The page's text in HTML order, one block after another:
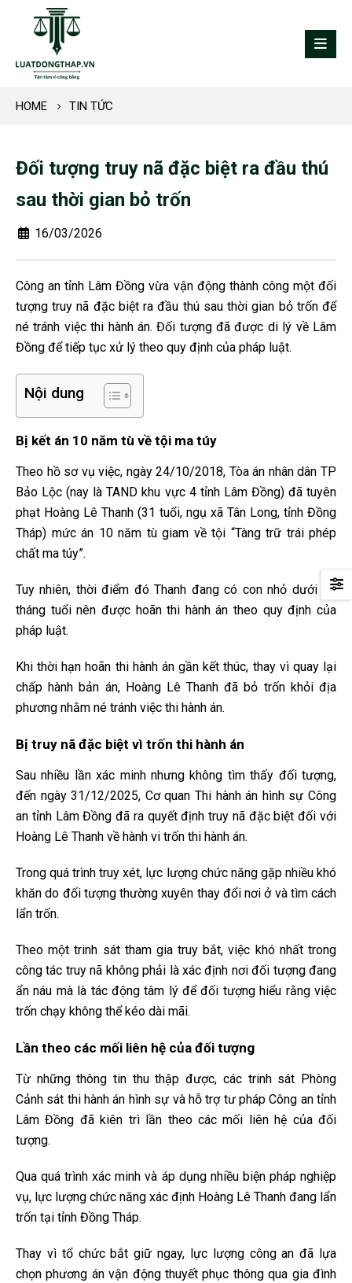
HOME TIN TỨC
Đối tượng truy nã đặc biệt ra đầu thú
sau thời gian bỏ trốn
16/03/2026
Công an tỉnh Lâm Đồng vừa vận động thành công một đối
tượng truy nã đặc biệt ra đầu thú sau thời gian bỏ trốn để
né tránh việc thi hành án. Đối tượng đã được di lý về Lâm
Đồng để tiếp tục xử lý theo quy định của pháp luật.
Nội dung
Bị kết án 10 năm tù về tội ma túy
Theo hồ sơ vụ việc, ngày 24/10/2018, Tòa án nhân dân TP
Bảo Lộc (nay là TAND khu vực 4 tỉnh Lâm Đồng) đã tuyên
phạt Hoàng Lê Thanh (31 tuổi, ngụ xã Tân Long, tỉnh Đồng
Tháp) mức án 10 năm tù giam về tội “Tàng trữ trái phép
chất ma túy”.
Tuy nhiên, thời điểm đó Thanh đang có con nhỏ dưới 36
tháng tuổi nên được hoãn thi hành án theo quy định của
pháp luật.
Khi thời hạn hoãn thi hành án gần kết thúc, thay vì quay lại
chấp hành bản án, Hoàng Lê Thanh đã bỏ trốn khỏi địa
phương nhằm né tránh việc thi hành án.
Bị truy nã đặc biệt vì trốn thi hành án
Sau nhiều lần xác minh nhưng không tìm thấy đối tượng,
đến ngày 31/12/2025, Cơ quan Thi hành án hình sự Công
an tỉnh Lâm Đồng đã ra quyết định truy nã đặc biệt đối với
Hoàng Lê Thanh về hành vi trốn thi hành án.
Trong quá trình truy xét, lực lượng chức năng gặp nhiều khó
khăn do đối tượng thường xuyên thay đổi nơi ở và tìm cách
lẩn trốn.
Theo một trinh sát tham gia truy bắt, việc khó nhất trong
công tác truy nã không phải là xác định nơi đối tượng đang
ẩn náu mà là tác động tâm lý để đối tượng hiểu rằng việc
trốn chạy không thể kéo dài mãi.
Lần theo các mối liên hệ của đối tượng
Từ những thông tin thu thập được, các trinh sát Phòng
Cảnh sát thi hành án hình sự và hỗ trợ tư pháp Công an tỉnh
Lâm Đồng đã kiên trì lần theo các mối liên hệ của đối
tượng.
Qua quá trình xác minh và áp dụng nhiều biện pháp nghiệp
vụ, lực lượng chức năng xác định Hoàng Lê Thanh đang lẩn
trốn tại tỉnh Đồng Tháp.
Thay vì tổ chức bắt giữ ngay, lực lượng công an đã lựa
chọn phương án vận động thuyết phục thông qua gia đình